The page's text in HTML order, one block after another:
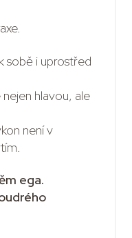
sobě i uprostřed
hlavou, ale
není v
ega.